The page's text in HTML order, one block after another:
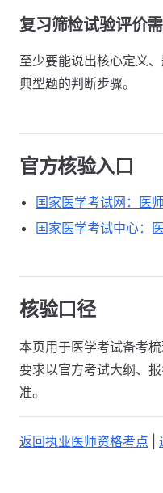
复习筛检试验评价
至少要能说出核心定义
典型题的判断步骤。
官方核验入口
国家医学考试网：医
国家医学考试中心：
核验口径
本页用于医学考试备考
要求以官方考试大纲、
准。
返回执业医师资格考点